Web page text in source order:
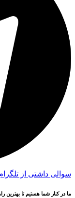
سوالی داشتی از تلگرام
ما در کنار شما هستیم تا بهترین